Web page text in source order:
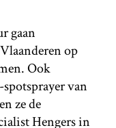
gaan
op
Ook
van
ze de
Hengers in